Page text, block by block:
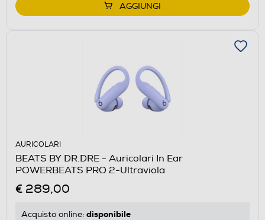
AGGIUNGI
AURICOLARI
BEATS BY DR.DRE - Auricolari In Ear
POWERBEATS PRO 2-Ultraviola
€ 289,00
Acquisto online: disponibile